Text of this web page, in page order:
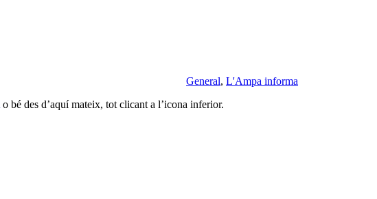
General, L'Ampa informa
o bé des d’aquí mateix, tot clicant a l’icona inferior.